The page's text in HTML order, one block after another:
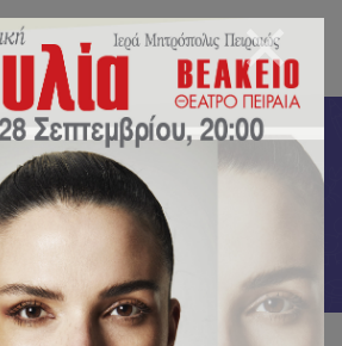
Εορτασμός 25η Μαρτίου 2025!